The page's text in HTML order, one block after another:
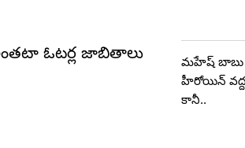
ఓటర్ల జాబితాలు
మహేష్ బాబు
హీరోయిన్
కానీ..